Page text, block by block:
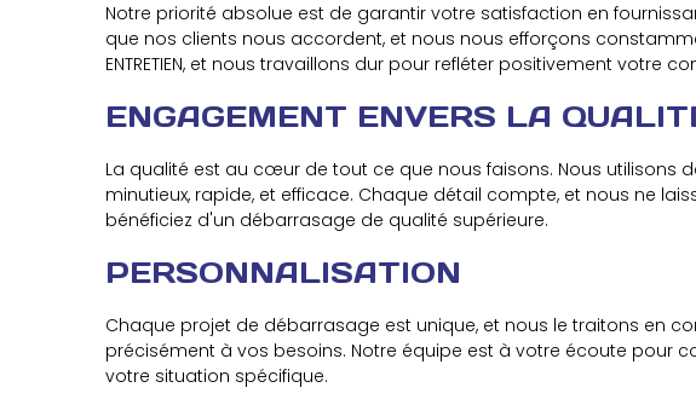
Notre priorité absolue est de garantir votre satisfaction en
que nos clients nous accordent, et nous nous efforçons
ENTRETIEN, et nous travaillons dur pour refléter positivement votre
ENGAGEMENT ENVERS LA
La qualité est au cœur de tout ce que nous faisons. Nous
minutieux, rapide, et efficace. Chaque détail compte, et nous ne
bénéficiez d'un débarrasage de qualité supérieure.
PERSONNALISATION
Chaque projet de débarrasage est unique, et nous le traitons en
précisément à vos besoins. Notre équipe est à votre écoute pour
votre situation spécifique.